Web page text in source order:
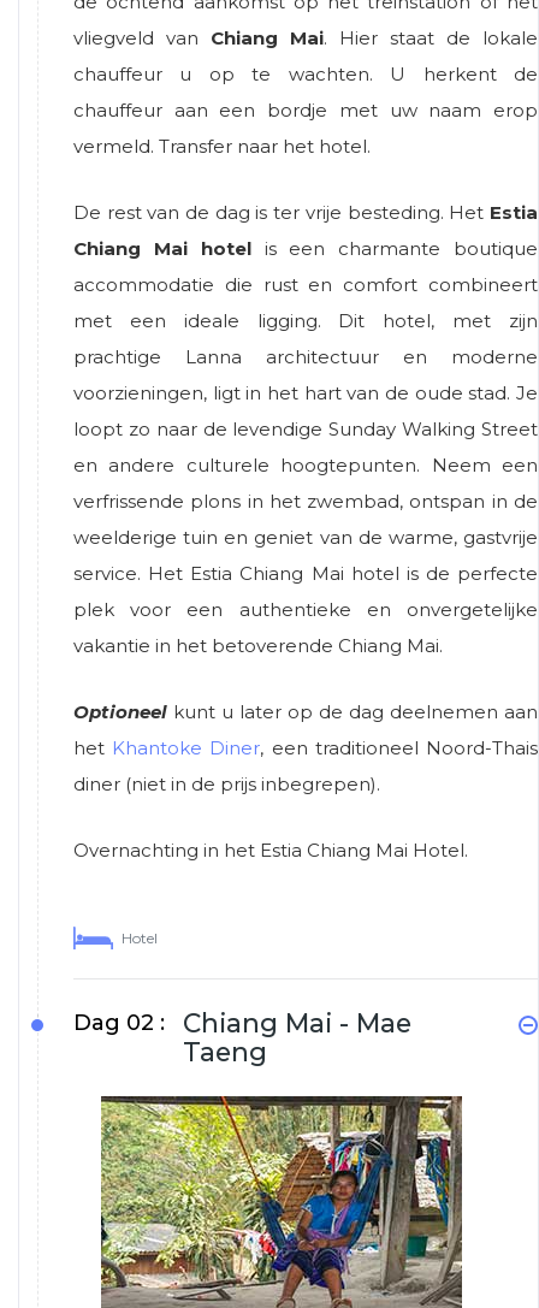
vliegveld van Chiang Mai. Hier staat de lokale
chauffeur u op te wachten. U herkent de
chauffeur aan een bordje met uw naam erop
vermeld. Transfer naar het hotel.
De rest van de dag is ter vrije besteding. Het Estia
Chiang Mai hotelis een charmante boutique
accommodatie die rust en comfort combineert
met een ideale ligging. Dit hotel, met zijn
prachtige Lanna architectuur en moderne
voorzieningen, ligt in het hart van de oude stad. Je
loopt zo naar de levendige Sunday Walking Street
en andere culturele hoogtepunten. Neem een
verfrissende plons in het zwembad, ontspan in de
weelderige tuin en geniet van de warme, gastvrije
service. Het Estia Chiang Mai hotel is de perfecte
plek voor een authentieke en onvergetelijke
vakantie in het betoverende Chiang Mai.
Optioneel kunt u later op de dag deelnemen aan
het Khantoke Diner, een traditioneel Noord-Thais
diner (niet in de prijs inbegrepen).
Overnachting in het Estia Chiang Mai Hotel.
Hotel
Dag 02 :
Chiang Mai - Mae
Taeng